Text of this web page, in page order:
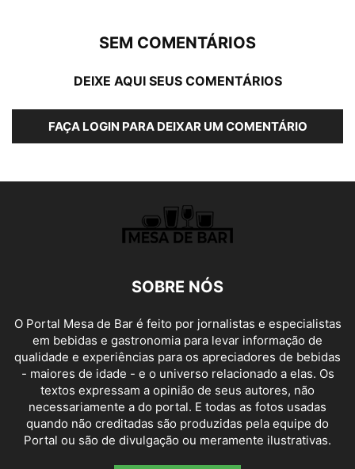
SEM COMENTÁRIOS
DEIXE AQUI SEUS COMENTÁRIOS
FAÇA LOGIN PARA DEIXAR UM COMENTÁRIO
SOBRE NÓS
O Portal Mesa de Bar é feito por jornalistas e especialistas
em bebidas e gastronomia para levar informação de
qualidade e experiências para os apreciadores de bebidas
- maiores de idade - e o universo relacionado a elas. Os
textos expressam a opinião de seus autores, não
necessariamente a do portal. E todas as fotos usadas
quando não creditadas são produzidas pela equipe do
Portal ou são de divulgação ou meramente ilustrativas.